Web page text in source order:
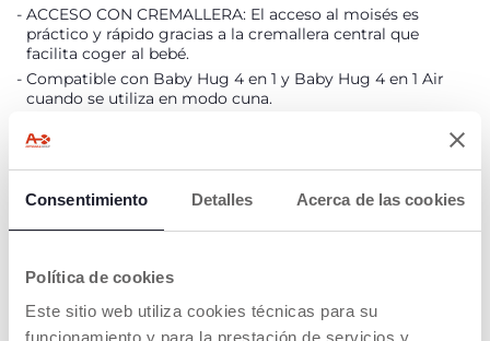
Consentimiento Detalles Acerca de las cookies
Política de cookies
Este sitio web utiliza cookies técnicas para su
funcionamiento y para la prestación de servicios y
ACCESO CON CREMALLERA: El acceso al moisés es
práctico y rápido gracias a la cremallera central que
facilita coger al bebé.
Compatible con Baby Hug 4 en 1 y Baby Hug 4 en 1 Air
cuando se utiliza en modo cuna.
ADVERTENCIAS E INSTRUCCIONES